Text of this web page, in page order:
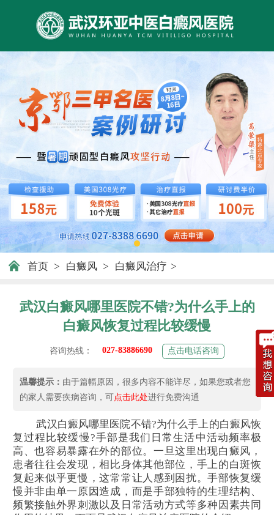
首页 > 白癜风 > 白癜风治疗 >
武汉白癜风哪里医院不错?为什么手上的
白癜风恢复过程比较缓慢
咨询热线： 027-83886690 点击电话咨询
温馨提示： 由于篇幅原因，很多内容不能详尽，如果您或者您
的家人需要疾病咨询，可点击此处进行免费沟通
武汉白癜风哪里医院不错?为什么手上的白癜风恢
复过程比较缓慢?手部是我们日常生活中活动频率极
高、也容易暴露在外的部位。一旦这里出现白癜风，
患者往往会发现，相比身体其他部位，手上的白斑恢
复起来似乎更慢，这常常让人感到困扰。手部恢复缓
慢并非由单一原因造成，而是手部独特的生理结构、
频繁接触外界刺激以及日常活动方式等多种因素共同